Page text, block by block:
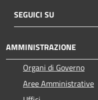
SEGUICI SU
AMMINISTRAZIONE
Organi di Governo
Aree Amministrative